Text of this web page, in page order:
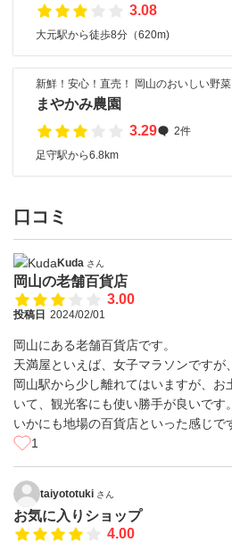
3.08
大元駅から徒歩8分（620m)
新鮮！安心！直売！ 岡山のおいしい野
まやかみ農園
3.29
2件
足守駅から6.8km
口コミ
Kuda さん
岡山の老舗百貨店
3.00
投稿日 2024/02/01
岡山にある老舗百貨店です。
天満屋といえば、女子マラソンですが
岡山駅から少し離れてはいますが、お
いて、観光客にも使い勝手が良いです。
いかにも地場の百貨店といった感じで
1
taiyototuki さん
お気に入りショップ
4.00